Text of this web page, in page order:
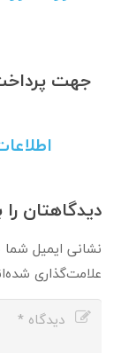
جهت
دیدگاهتان
نشانی ایمیل
علامت‌گذاری